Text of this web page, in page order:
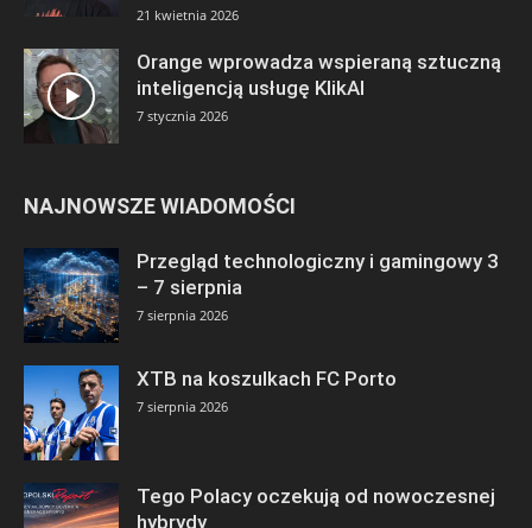
21 kwietnia 2026
Orange wprowadza wspieraną sztuczną
inteligencją usługę KlikAI
7 stycznia 2026
NAJNOWSZE WIADOMOŚCI
Przegląd technologiczny i gamingowy 3
– 7 sierpnia
7 sierpnia 2026
XTB na koszulkach FC Porto
7 sierpnia 2026
Tego Polacy oczekują od nowoczesnej
hybrydy